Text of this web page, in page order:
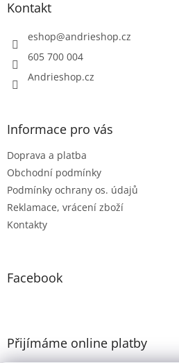
Kontakt
eshop@andrieshop.cz
605 700 004
Andrieshop.cz
Informace pro vás
Doprava a platba
Obchodní podmínky
Podmínky ochrany os. údajů
Reklamace, vrácení zboží
Kontakty
Facebook
Přijímáme online platby